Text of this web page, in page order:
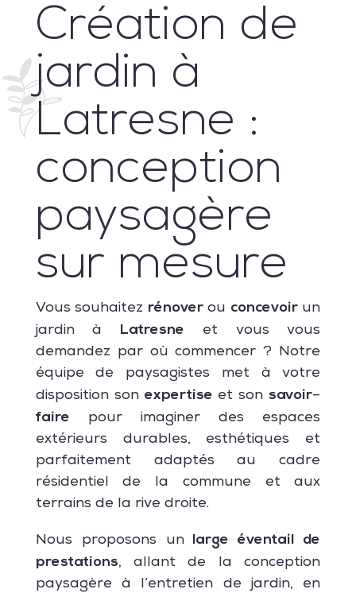
Création de
jardin à
Latresne :
conception
paysagère
sur mesure
Vous souhaitez rénoverou concevoirun
jardin à
Latresne et vous vous
demandez par où commencer ? Notre
équipe de paysagistes met à votre
disposition son expertise et son savoir–
faire pour imaginer des espaces
extérieurs durables, esthétiques et
parfaitement adaptés au cadre
résidentiel de la commune et aux
terrains de la rive droite.
Nous proposons unlarge éventail de
prestations, allant de la conception
paysagère à l’entretien de jardin, en